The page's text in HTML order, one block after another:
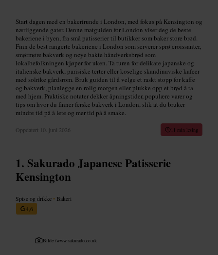
Start dagen med en bakerirunde i London, med fokus på Kensington og
nærliggende gater. Denne matguiden for London viser deg de beste
bakeriene i byen, fra små patisserier til butikker som baker store brød.
Finn de best rangerte bakeriene i London som serverer sprø croissanter,
smørmøre bakverk og nøye bakte håndverksbrød som
lokalbefolkningen kjøper for uken. Ta turen for delikate japanske og
italienske bakverk, parisiske terter eller koselige skandinaviske kafeer
med solrike gårdsrom. Bruk guiden til å velge et raskt stopp for kaffe
og bakverk, planlegge en rolig morgen eller plukke opp et brød å ta
med hjem. Praktiske notater dekker åpningstider, populære varer og
tips om hvor du finner ferske bakverk i London, slik at du bruker
mindre tid på å lete og mer tid på å smake.
Oppdatert 10. juni 2026 11 min lesing
Sakurado Japanese Patisserie
Kensington
Spise og drikke • Bakeri
4,6
Bilde /www.sakurado.co.uk